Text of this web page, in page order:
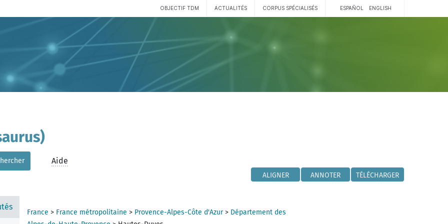
OBJECTIF TDM ACTUALITÉS CORPUS SPÉCIALISÉS ESPAÑOL ENGLISH
Aide
ALIGNER ANNOTER TÉLÉCHARGER
France > France métropolitaine > Provence-Alpes-Côte d'Azur> Département des